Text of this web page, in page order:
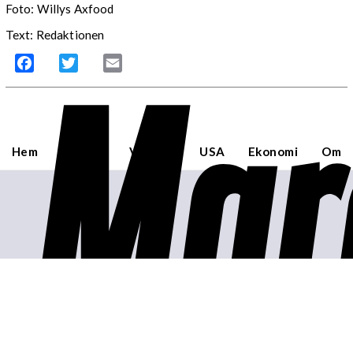
Foto: Willys Axfood
Text: Redaktionen
Facebook Twitter
Hem Världen USA Ekonomi Om